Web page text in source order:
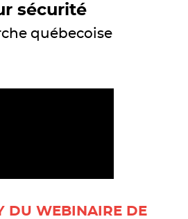
sécurité
québecoise
DU WEBINAIRE DE